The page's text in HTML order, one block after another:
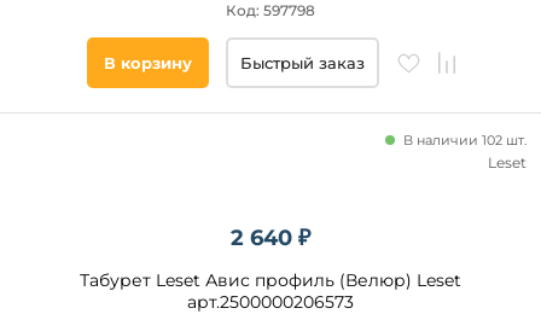
Код: 597798
В корзину Быстрый заказ
2 640 ₽
Табурет Leset Авис профиль (Велюр) Leset
арт.2500000206573
В наличии 102 шт.
Leset